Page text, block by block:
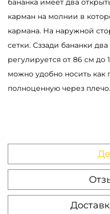
н
к
а
м
у
ж
с
a
b
карман на молнии в
кармана. На наружной
сетки. Сззади бананки
регулируется от 86 см до
можно удобно носить как
полноценную через плечо.